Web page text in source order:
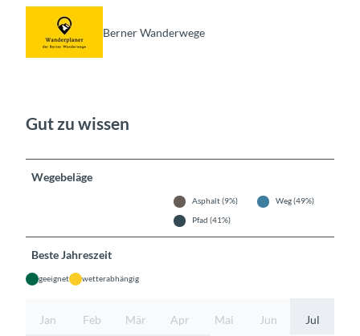
Berner Wanderwege
Gut zu wissen
Wegebeläge
Asphalt (9%)
Weg (49%)
Pfad (41%)
Beste Jahreszeit
geeignet wetterabhängig
Jan Feb Mär Apr Mai Jun Jul